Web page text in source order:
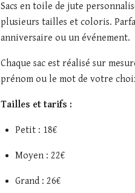
Sacs en toile de jute
plusieurs tailles et coloris.
anniversaire ou un événement.
Chaque sac est réalisé sur
prénom ou le mot de votre
Tailles et tarifs :
Petit : 18€
Moyen : 22€
Grand : 26€